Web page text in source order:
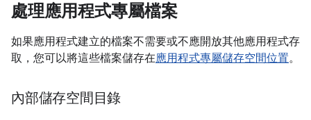
處理應用程式專屬檔案
如果應用程式建立的檔案不需要或不應開放其他應用程式存
取，您可以將這些檔案儲存在應用程式專屬儲存空間位置。
內部儲存空間目錄